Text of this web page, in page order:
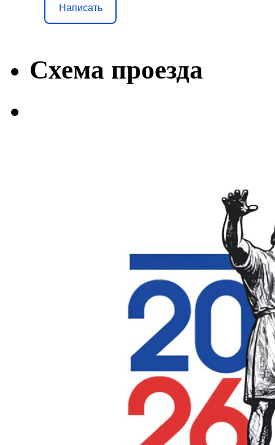
Написать
Схема проезда